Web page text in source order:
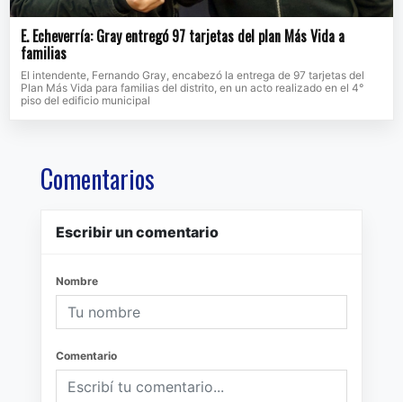
E. Echeverría: Gray entregó 97 tarjetas del plan Más Vida a
familias
El intendente, Fernando Gray, encabezó la entrega de 97 tarjetas del
Plan Más Vida para familias del distrito, en un acto realizado en el 4°
piso del edificio municipal
Comentarios
Escribir un comentario
Nombre
Comentario